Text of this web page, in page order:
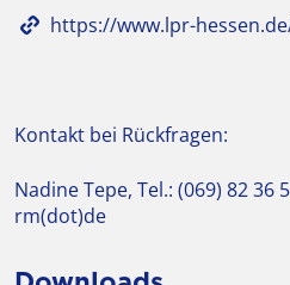
https://www.lpr-
Kontakt bei Rückfragen:
Nadine Tepe, Tel.: (069) 82 36
rm(dot)de